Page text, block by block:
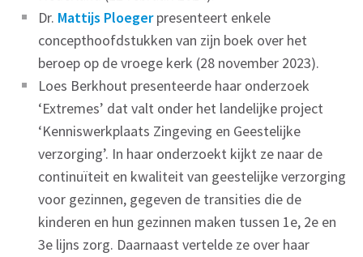
Dr. Mattijs Ploegerpresenteert enkele
concepthoofdstukken van zijn boek over het
beroep op de vroege kerk (28 november 2023).
Loes Berkhout presenteerde haar onderzoek
‘Extremes’ dat valt onder het landelijke project
‘Kenniswerkplaats Zingeving en Geestelijke
verzorging’. In haar onderzoekt kijkt ze naar de
continuïteit en kwaliteit van geestelijke verzorging
voor gezinnen, gegeven de transities die de
kinderen en hun gezinnen maken tussen 1e, 2e en
3e lijns zorg. Daarnaast vertelde ze over haar